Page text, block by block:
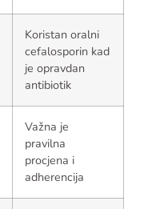
Koristan oralni
cefalosporin kad
je opravdan
antibiotik
Važna je
pravilna
procjena i
adherencija